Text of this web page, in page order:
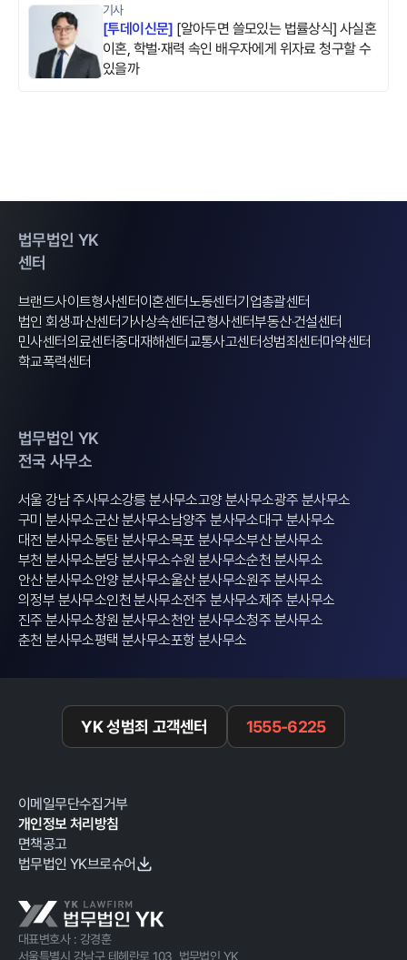
기사
[투데이신문] [알아두면 쓸모있는 법률상식] 사실혼
이혼, 학벌·재력 속인 배우자에게 위자료 청구할 수
있을까
법무법인 YK
센터
브랜드사이트형사센터이혼센터노동센터기업총괄센터
법인 회생·파산센터가사상속센터군형사센터부동산·건설센터
민사센터의료센터중대재해센터교통사고센터성범죄센터마약센터
학교폭력센터
법무법인 YK
전국 사무소
서울 강남 주사무소강릉 분사무소고양 분사무소광주 분사무소
구미 분사무소군산 분사무소남양주 분사무소대구 분사무소
대전 분사무소동탄 분사무소목포 분사무소부산 분사무소
부천 분사무소분당 분사무소수원 분사무소순천 분사무소
안산 분사무소안양 분사무소울산 분사무소원주 분사무소
의정부 분사무소인천 분사무소전주 분사무소제주 분사무소
진주 분사무소창원 분사무소천안 분사무소청주 분사무소
춘천 분사무소평택 분사무소포항 분사무소
YK 성범죄 고객센터 1555-6225
이메일무단수집거부
개인정보 처리방침
면책공고
법무법인 YK브로슈어
대표변호사 : 강경훈
서울특별시 강남구 테헤란로 103, 법무법인 YK